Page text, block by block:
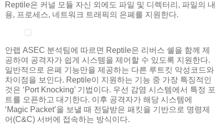
Reptile은 커널 모듈 자신 외에도 파일 및 디렉터리, 파일의 내
용, 프로세스, 네트워크 트래픽의 은폐를 지원한다.
안랩 ASEC 분석팀에 따르면 Reptile은 리버스 쉘을 함께 제
공하여 공격자가 쉽게 시스템을 제어할 수 있도록 지원한다.
일반적으로 은폐 기능만을 제공하는 다른 루트킷 악성코드와
차이점을 보인다. Reptile이 지원하는 기능 중 가장 특징적인
것은 ‘Port Knocking’ 기법이다. 우선 감염 시스템에서 특정 포
트를 오픈하고 대기한다. 이후 공격자가 해당 시스템에
‘Magic Packet’을 보낼 때 전달받은 패킷을 기반으로 명령제
어(C&C) 서버에 접속하는 방식이다.